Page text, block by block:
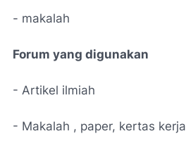
- makalah
Forum yang digunakan
- Artikel ilmiah
- Makalah , paper, kertas kerja